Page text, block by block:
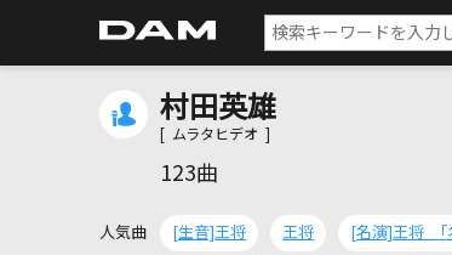
村田英雄
[ ムラタヒデオ ]
123曲
人気曲 [生音]王将 王将